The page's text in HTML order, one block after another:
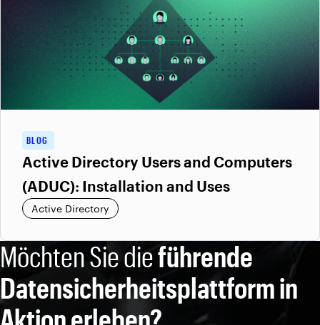
BLOG
Active Directory Users and Computers
(ADUC): Installation and Uses
Active Directory
Möchten Sie dieführende
Datensicherheitsplattform in